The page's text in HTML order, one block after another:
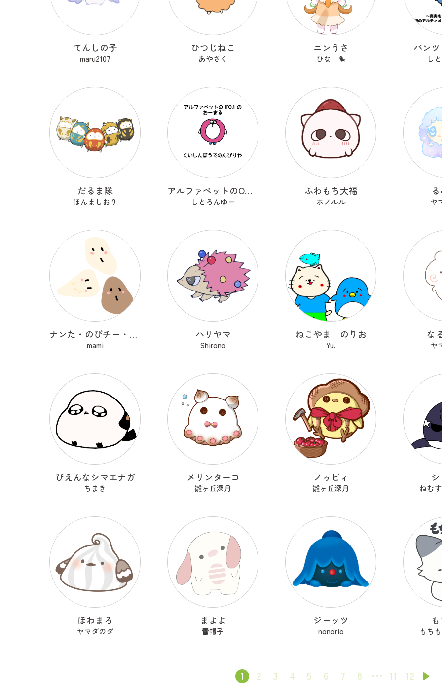
てんしの子
maru2107
ひつじねこ
あやさく
ニンうさ
ひな 🐤
パン
し
だるま隊
ほんましおり
アルファベットのOのおーまる
しとろんゆー
ふわもち大福
ホノルル ヤ
ナンた・のびチー・ショコナン
mami
ハリヤマ
Shirono
ねこやま のりお
Yu.
な
ヤ
ぴえんなシマエナガ
ちまき
メリンターコ
雛ヶ丘深月
ノゥピィ
雛ヶ丘深月 ねむ
ほわまろ
ヤマダのダ
まよよ
雪帽子
ジーッツ
nonorio もち
1 2 3 4 5 6 7 8 11 12